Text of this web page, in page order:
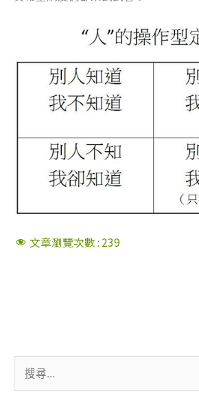
文章瀏覽次數 : 239
尋